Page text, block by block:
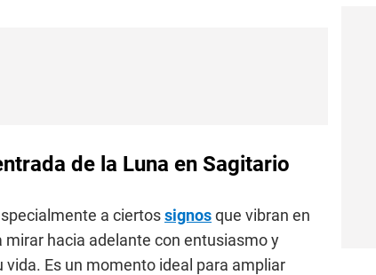
de la Luna en Sagitario
a ciertossignosque vibran en
hacia adelante con entusiasmo y
Es un momento ideal para ampliar